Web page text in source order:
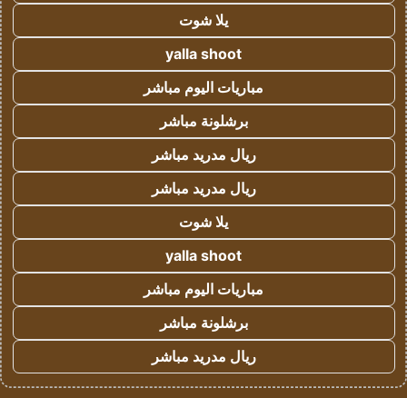
يلا شوت
yalla shoot
مباريات اليوم مباشر
برشلونة مباشر
ريال مدريد مباشر
ريال مدريد مباشر
يلا شوت
yalla shoot
مباريات اليوم مباشر
برشلونة مباشر
ريال مدريد مباشر